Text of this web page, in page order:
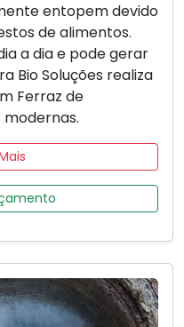
entopem devido
de alimentos.
a dia e pode gerar
Bio Soluções realiza
Ferraz de